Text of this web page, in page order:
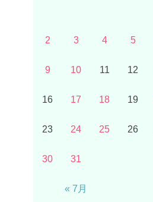
2 3 4 5
9 10 11 12
16 17 18 19
23 24 25 26
30 31
« 7月